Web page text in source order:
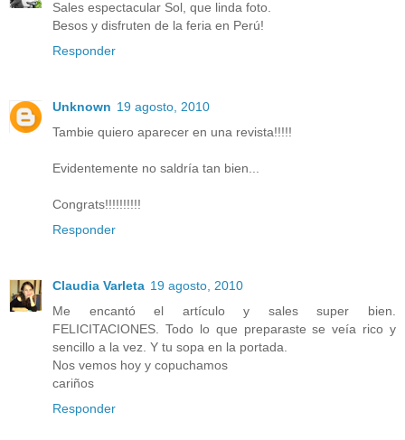
Sales espectacular Sol, que linda foto.
Besos y disfruten de la feria en Perú!
Responder
Unknown 19 agosto, 2010
Tambie quiero aparecer en una revista!!!!!
Evidentemente no saldría tan bien...
Congrats!!!!!!!!!!
Responder
Claudia Varleta 19 agosto, 2010
Me encantó el artículo y sales super bien.
FELICITACIONES. Todo lo que preparaste se veía rico y
sencillo a la vez. Y tu sopa en la portada.
Nos vemos hoy y copuchamos
cariños
Responder